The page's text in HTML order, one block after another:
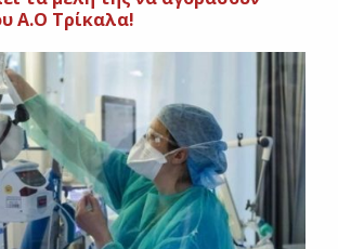
Α.Ο Τρίκαλα!